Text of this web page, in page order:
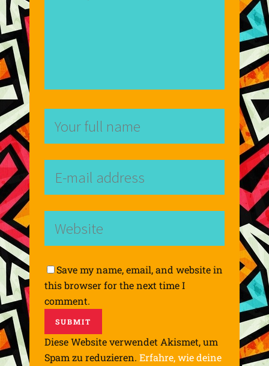
Save my name, email, and website in
this browser for the next time I
comment.
Diese Website verwendet Akismet, um
Spam zu reduzieren. Erfahre, wie deine